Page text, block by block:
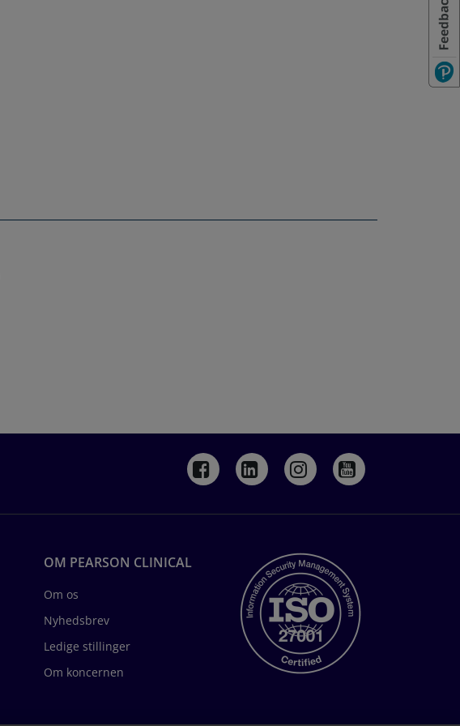
OM PEARSON CLINICAL
Om os
Nyhedsbrev
Ledige stillinger
Om koncernen